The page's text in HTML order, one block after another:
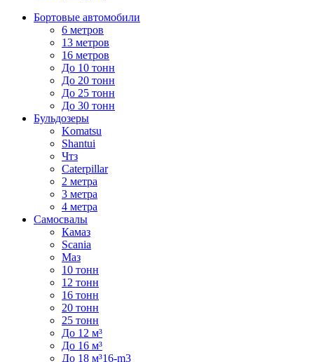
Бортовые автомобили
6 метров
13 метров
16 метров
До 10 тонн
До 20 тонн
До 25 тонн
До 30 тонн
Бульдозеры
Komatsu
Shantui
Чтз
Caterpillar
2 метра
3 метра
4 метра
Самосвалы
Камаз
Scania
Маз
10 тонн
12 тонн
16 тонн
20 тонн
25 тонн
До 12 м³
До 16 м³
До 18 м³16-m3